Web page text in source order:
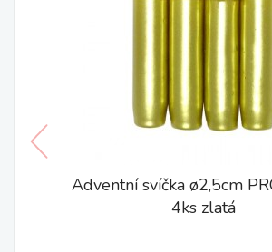
Adventní svíčka ø2,5cm
4ks zlatá